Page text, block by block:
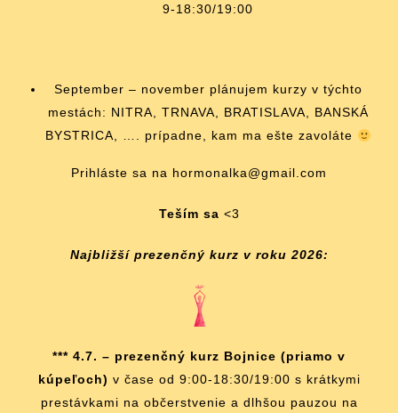
9-18:30/19:00
September – november plánujem kurzy v týchto
mestách: NITRA, TRNAVA, BRATISLAVA, BANSKÁ
BYSTRICA, …. prípadne, kam ma ešte zavoláte
Prihláste sa na hormonalka@gmail.com
Teším sa <3
Najbližší prezenčný kurz v roku 2026:
*** 4.7. – prezenčný kurz Bojnice (priamo v
kúpeľoch) v čase od 9:00-18:30/19:00 s krátkymi
prestávkami na občerstvenie a dlhšou pauzou na